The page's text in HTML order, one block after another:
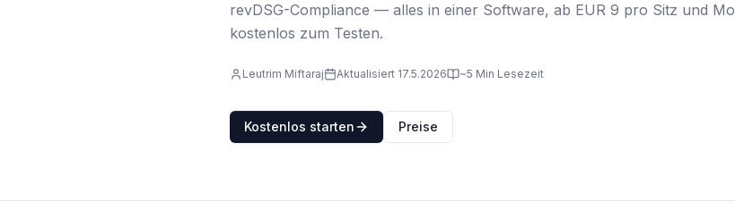
revDSG-Compliance — alles in einer Software, ab EUR 9 pro Sitz und
kostenlos zum Testen.
Leutrim Miftaraj Aktualisiert 17.5.2026 ~5 Min Lesezeit
Kostenlos starten Preise